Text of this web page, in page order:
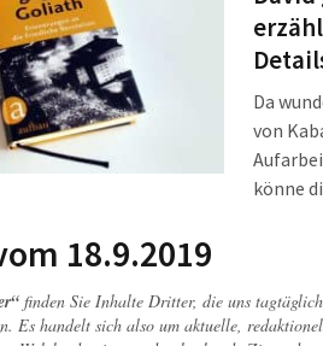
Da
von
könne
18.9.2019
finden Sie Inhalte Dritter, die uns
Es handelt sich also um aktuelle,